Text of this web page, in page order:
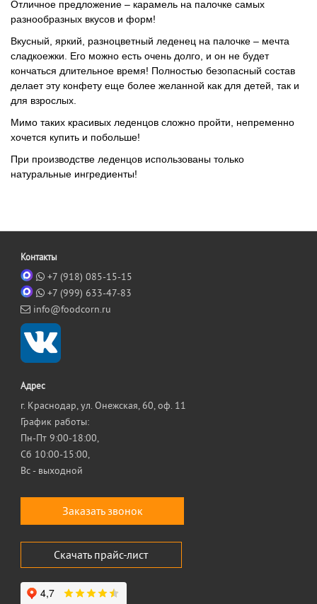
Отличное предложение – карамель на палочке самых
разнообразных вкусов и форм!
Вкусный, яркий, разноцветный леденец на палочке – мечта
сладкоежки. Его можно есть очень долго, и он не будет
кончаться длительное время! Полностью безопасный состав
делает эту конфету еще более желанной как для детей, так и
для взрослых.
Мимо таких красивых леденцов сложно пройти, непременно
хочется купить и побольше!
При производстве леденцов использованы только
натуральные ингредиенты!
Контакты
+7 (918) 085-15-15
+7 (999) 633-47-83
info@foodcorn.ru
Адрес
г. Краснодар, ул. Онежская, 60, оф. 11
График работы:
Пн-Пт 9:00-18:00,
Сб 10:00-15:00,
Вс - выходной
Заказать звонок
Скачать прайс-лист